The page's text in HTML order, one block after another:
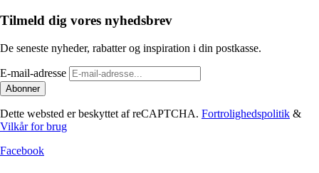
Tilmeld dig vores nyhedsbrev
De seneste nyheder, rabatter og inspiration i din postkasse.
E-mail-adresse
Abonner
Dette websted er beskyttet af reCAPTCHA. Fortrolighedspolitik &
Vilkår for brug
Facebook